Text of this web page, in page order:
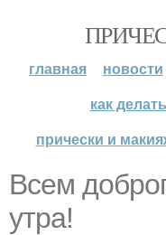
главная новости
как
прически и
Всем
утра!